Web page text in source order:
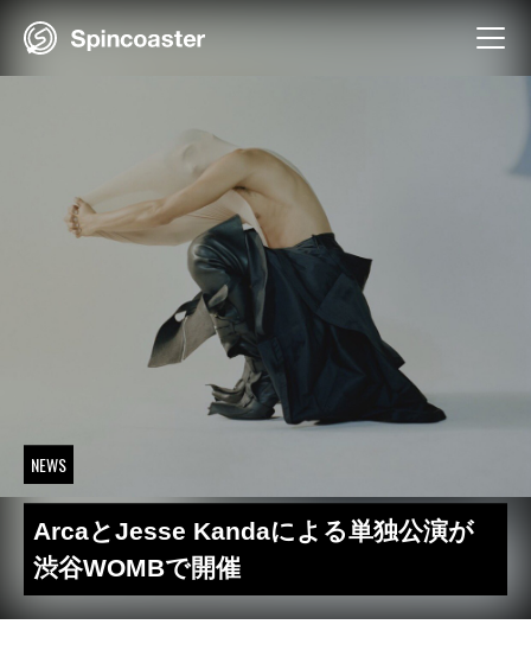
NEWS
ArcaとJesse Kandaによる単独公演が
渋谷WOMBで開催